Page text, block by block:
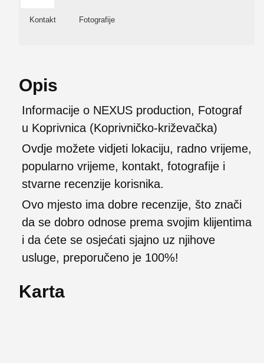
Kontakt Fotografije
Opis
Informacije o NEXUS production, Fotograf
u Koprivnica (Koprivničko-križevačka)
Ovdje možete vidjeti lokaciju, radno vrijeme,
popularno vrijeme, kontakt, fotografije i
stvarne recenzije korisnika.
Ovo mjesto ima dobre recenzije, što znači
da se dobro odnose prema svojim klijentima
i da ćete se osjećati sjajno uz njihove
usluge, preporučeno je 100%!
Karta